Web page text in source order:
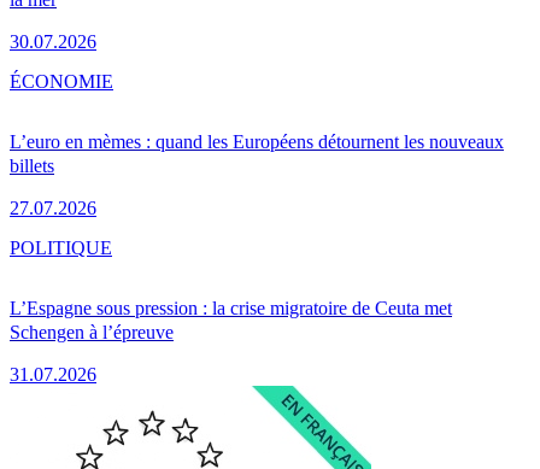
30.07.2026
L’euro en mèmes : quand les Européens détournent les nouveaux
billets
27.07.2026
ÉCONOMIE
L’Espagne sous pression : la crise migratoire de Ceuta met
Schengen à l’épreuve
31.07.2026
POLITIQUE